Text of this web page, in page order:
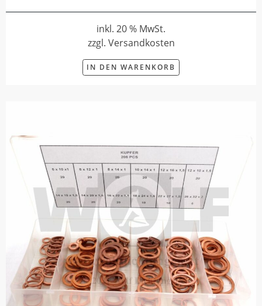
inkl. 20 % MwSt.
zzgl. Versandkosten
IN DEN WARENKORB